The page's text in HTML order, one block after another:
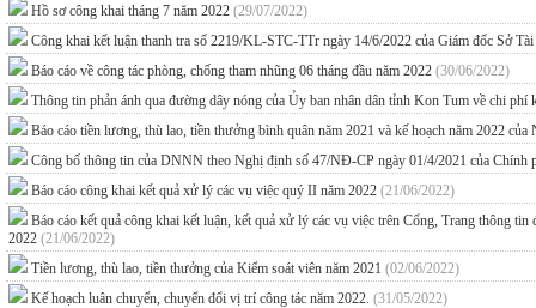
Hồ sơ công khai tháng 7 năm 2022 (29/07/2022)
Công khai kết luận thanh tra số 2219/KL-STC-TTr ngày 14/6/2022 của Giám đốc Sở
Báo cáo về công tác phòng, chống tham nhũng 06 tháng đầu năm 2022 (30/06/2022)
Thông tin phản ánh qua đường dây nóng của Ủy ban nhân dân tỉnh Kon Tum về chi
Báo cáo tiền lương, thù lao, tiền thưởng bình quân năm 2021 và kế hoạch năm 2022
Công bố thông tin của DNNN theo Nghị định số 47/NĐ-CP ngày 01/4/2021 của Chính
Báo cáo công khai kết quả xử lý các vụ việc quý II năm 2022 (21/06/2022)
Báo cáo kết quả công khai kết luận, kết quả xử lý các vụ việc trên Cổng, Trang thông
2022 (21/06/2022)
Tiền lương, thù lao, tiền thưởng của Kiểm soát viên năm 2021 (02/06/2022)
Kế hoạch luân chuyển, chuyển đổi vị trí công tác năm 2022. (31/05/2022)